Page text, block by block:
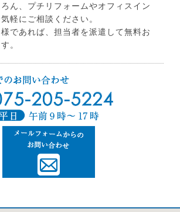
ん、プチリフォームやオフィスイン
軽にご相談ください。
であれば、担当者を派遣して無料お
。